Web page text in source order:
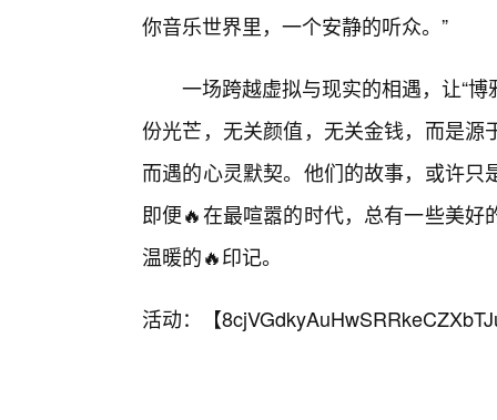
你音乐世界里，一个安静的听众。”
一场跨越虚拟与现实的相遇，让“
份光芒，无关颜值，无关金钱，而是
而遇的心灵默契。他们的故事，或许
即便🔥在最喧嚣的时代，总有一些美
温暖的🔥印记。
活动：【